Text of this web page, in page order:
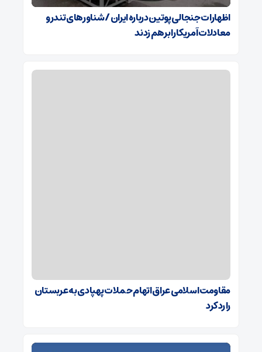
اظهارات جنجالی پوتین درباره ایران / شناورهای تندرو
معادلات آمریکا را برهم زدند
مقاومت اسلامی عراق اتهام حملات پهپادی به عربستان
را رد کرد